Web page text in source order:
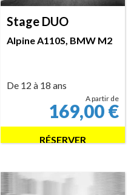
Stage DUO
Alpine A110S, BMW M2
De 12 à 18 ans
A partir de
169,00€
RÉSERVER